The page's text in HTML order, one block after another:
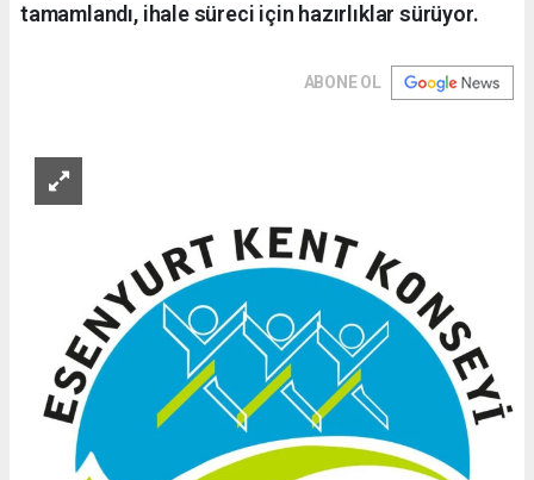
tamamlandı, ihale süreci için hazırlıklar sürüyor.
ABONE OL